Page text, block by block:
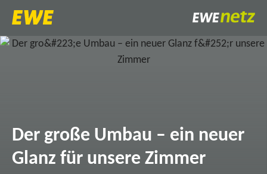
Der große Umbau – ein neuer
Glanz für unsere Zimmer